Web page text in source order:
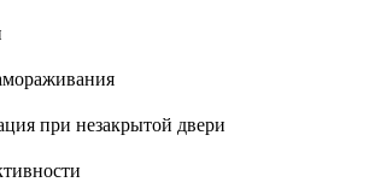
при незакрытой двери